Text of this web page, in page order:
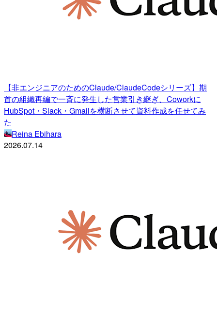
【非エンジニアのためのClaude/ClaudeCodeシリーズ】期
首の組織再編で一斉に発生した営業引き継ぎ、Coworkに
HubSpot・Slack・Gmailを横断させて資料作成を任せてみ
た
Reina Ebihara
2026.07.14